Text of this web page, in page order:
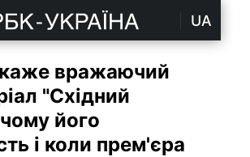
UA
вражаючий
"Cхідний
його
і коли прем'єра